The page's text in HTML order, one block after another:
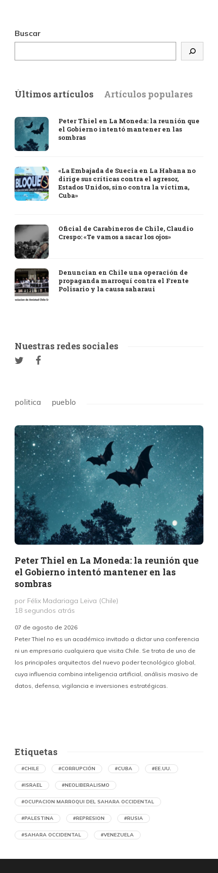
Buscar
Últimos artículos Artículos populares
Peter Thiel en La Moneda: la reunión que
el Gobierno intentó mantener en las
sombras
«La Embajada de Suecia en La Habana no
dirige sus críticas contra el agresor,
Estados Unidos, sino contra la víctima,
Cuba»
Oficial de Carabineros de Chile, Claudio
Crespo: «Te vamos a sacar los ojos»
Denuncian en Chile una operación de
propaganda marroquí contra el Frente
Polisario y la causa saharaui
Nuestras redes sociales
politica pueblo
Peter Thiel en La Moneda: la reunión que
el Gobierno intentó mantener en las
sombras
por Félix Madariaga Leiva (Chile)
18 segundos atrás
07 de agosto de 2026
Peter Thiel no es un académico invitado a dictar una conferencia
ni un empresario cualquiera que visita Chile. Se trata de uno de
los principales arquitectos del nuevo poder tecnológico global,
cuya influencia combina inteligencia artificial, análisis masivo de
datos, defensa, vigilancia e inversiones estratégicas.
Denuncian en Chile una operación de
Etiquetas
#CHILE #CORRUPCIÓN #CUBA #EE.UU.
#ISRAEL #NEOLIBERALISMO
#OCUPACION MARROQUI DEL SAHARA OCCIDENTAL
#PALESTINA #REPRESION #RUSIA
#SAHARA OCCIDENTAL #VENEZUELA